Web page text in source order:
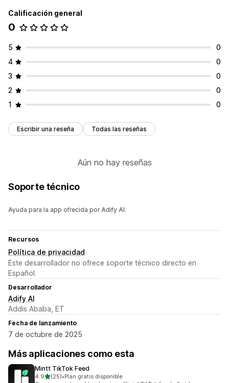
Calificación general
0
5
0
4
0
3
0
2
0
1
0
Escribir una reseña Todas las reseñas
Aún no hay reseñas
Soporte técnico
Ayuda para la app ofrecida por Adify AI.
Recursos
Política de privacidad
Este desarrollador no ofrece soporte técnico directo en
Español.
Desarrollador
Adify AI
Addis Ababa, ET
Fecha de lanzamiento
7 de octubre de 2025
Más aplicaciones como esta
Mintt TikTok Feed
4.9de 5 estrellas
(25)
25 reseñas en total
•Plan gratis disponible